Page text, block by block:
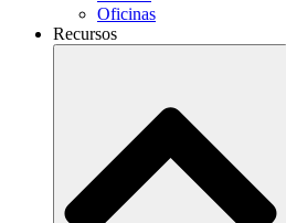
Oficinas
Recursos